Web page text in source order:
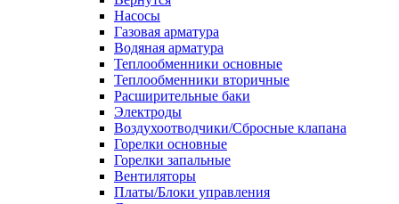
Насосы
Газовая арматура
Водяная арматура
Теплообменники основные
Теплообменники вторичные
Расширительные баки
Электроды
Воздухоотводчики/Сбросные клапана
Горелки основные
Горелки запальные
Вентиляторы
Платы/Блоки управления